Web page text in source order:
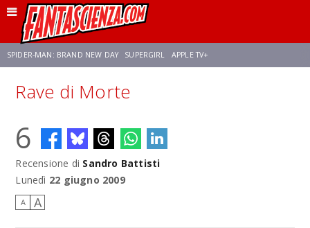
SPIDER-MAN: BRAND NEW DAY SUPERGIRL APPLE TV+
FRANCO RICCIARDIELLO ZENDAYA
NETFLIX SADIE SINK STAR TREK: STRANGE NEW WORLDS
Rave di Morte
6
Recensione di Sandro Battisti
Lunedì 22 giugno 2009
A A